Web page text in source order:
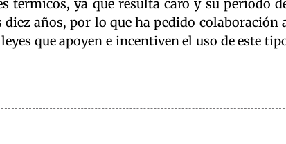
térmicos, ya que resulta caro y su período
años, por lo que ha pedido colaboración
que apoyen e incentiven el uso de este